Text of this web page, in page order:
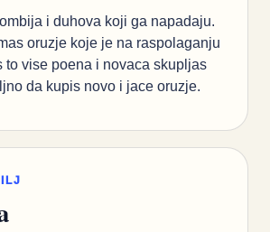
i duhova koji ga napadaju.
oruzje koje je na raspolaganju
to vise poena i novaca skupljas
da kupis novo i jace oruzje.